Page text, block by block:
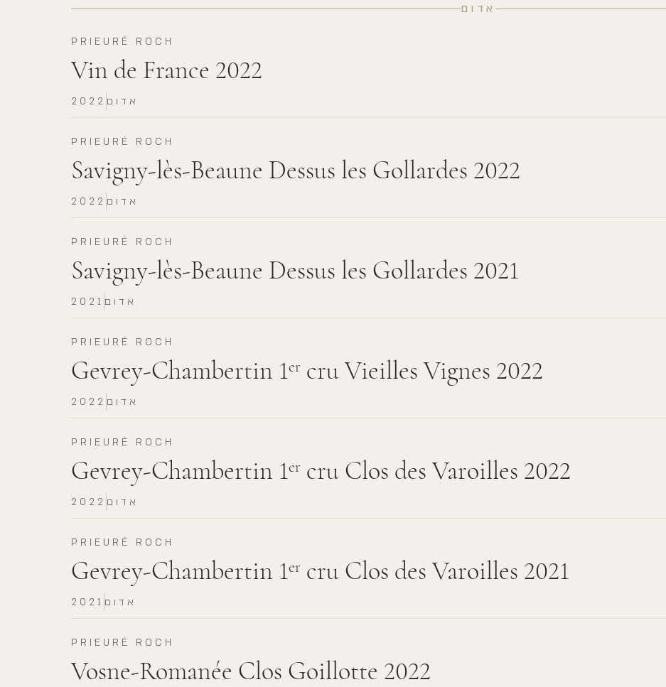
אדום
PRIEURÉ ROCH
Vin de France 2022
2022 אדום
PRIEURÉ ROCH
Savigny-lès-Beaune Dessus les Gollardes 2022
2022 אדום
PRIEURÉ ROCH
Savigny-lès-Beaune Dessus les Gollardes 2021
2021 אדום
PRIEURÉ ROCH
Gevrey-Chambertin 1er cru Vieilles Vignes 2022
2022 אדום
PRIEURÉ ROCH
Gevrey-Chambertin 1er cru Clos des Varoilles 2022
2022 אדום
PRIEURÉ ROCH
Gevrey-Chambertin 1er cru Clos des Varoilles 2021
2021 אדום
PRIEURÉ ROCH
Vosne-Romanée Clos Goillotte 2022